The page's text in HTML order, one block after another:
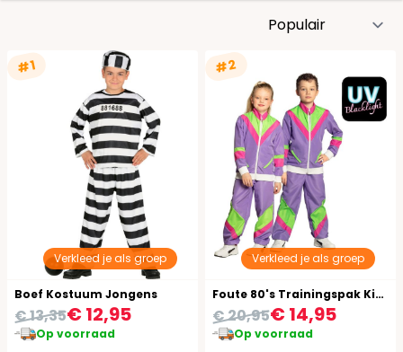
#1
Verkleed je als groep
Boef Kostuum Jongens
€ 12,95
€ 13,35
Op voorraad
#2
Verkleed je als groep
Foute 80's Trainingspak Kind
€ 14,95
€ 20,95
Op voorraad